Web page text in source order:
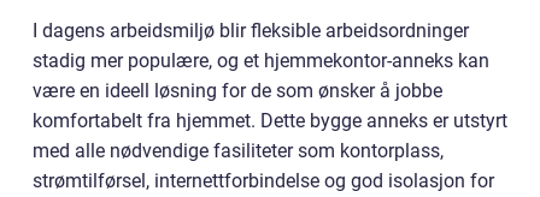
I dagens arbeidsmiljø blir fleksible arbeidsordninger
stadig mer populære, og et hjemmekontor-anneks kan
være en ideell løsning for de som ønsker å jobbe
komfortabelt fra hjemmet. Dette bygge anneks er utstyrt
med alle nødvendige fasiliteter som kontorplass,
strømtilførsel, internettforbindelse og god isolasjon for